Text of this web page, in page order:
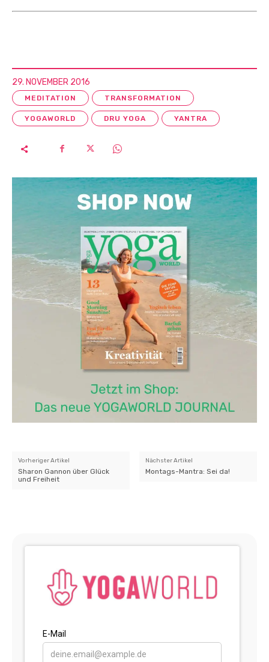
29. NOVEMBER 2016
MEDITATION TRANSFORMATION
YOGAWORLD DRU YOGA YANTRA
Vorheriger Artikel
Sharon Gannon über Glück
und Freiheit
Nächster Artikel
Montags-Mantra: Sei da!